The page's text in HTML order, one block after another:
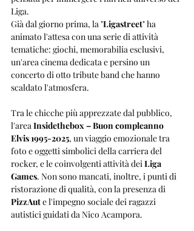
Liga.
Già dal giorno prima, la "Ligastreet" ha
animato l'attesa con una serie di attività
tematiche: giochi, memorabilia esclusivi,
un'area cinema dedicata e persino un
concerto di otto tribute band che hanno
scaldato l'atmosfera.
Tra le chicche più apprezzate dal pubblico,
l'area Insidethebox – Buon compleanno
Elvis 1995-2025, un viaggio emozionale tra
foto e oggetti simbolici della carriera del
rocker, e le coinvolgenti attività dei Liga
Games. Non sono mancati, inoltre, i punti di
ristorazione di qualità, con la presenza di
PizzAut e l'impegno sociale dei ragazzi
autistici guidati da Nico Acampora.